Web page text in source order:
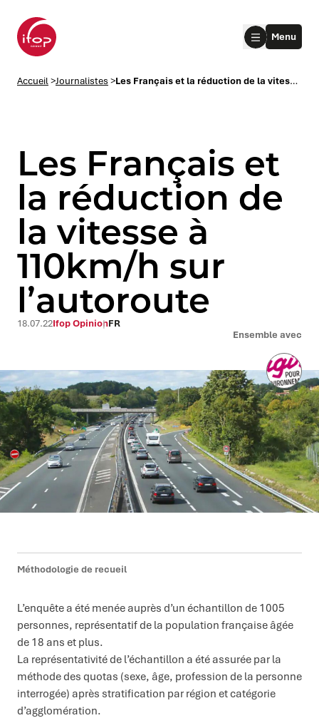
submenu
submenu
submenu
Menu
Accueil>Journalistes > Les Français et la réduction de la vitesse à 110km/h sur l’autoroute
Les Français et
la réduction de
la vitesse à
110km/h sur
l’autoroute
Ensemble avec
18.07.22Ifop OpinionFR
Méthodologie de recueil
L’enquête a été menée auprès d’un échantillon de 1005
personnes, représentatif de la population française âgée
de 18 ans et plus.
La représentativité de l’échantillon a été assurée par la
méthode des quotas (sexe, âge, profession de la personne
interrogée) après stratification par région et catégorie
d’agglomération.